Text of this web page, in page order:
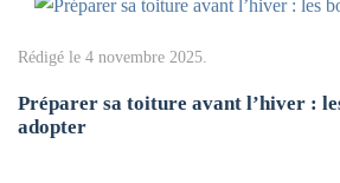
Rédigé le 4 novembre 2025.
Préparer sa toiture avant l’hiver :
adopter